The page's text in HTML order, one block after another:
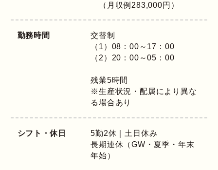
（月収例283,000円）
勤務時間
交替制
（1）08：00～17：00
（2）20：00～05：00
残業5時間
※生産状況・配属により異な
る場合あり
シフト・休日
5勤2休｜土日休み
長期連休（GW・夏季・年末
年始）